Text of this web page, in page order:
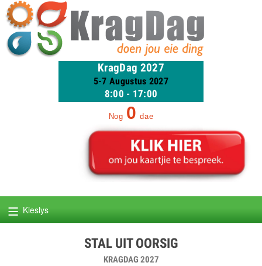
KragDag 2027
5-7 Augustus 2027
8:00 - 17:00
Nog 0 dae
≡ Kieslys
STAL UIT OORSIG
KRAGDAG 2027